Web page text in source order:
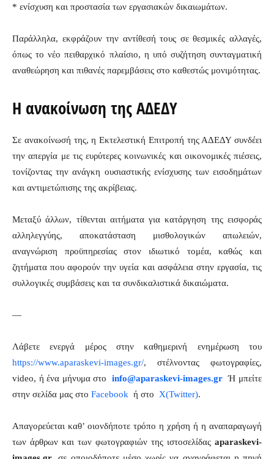
* ενίσχυση και προστασία των εργασιακών δικαιωμάτων.
Παράλληλα, εκφράζουν την αντίθεσή τους σε θεσμικές αλλαγές,
όπως το νέο πειθαρχικό πλαίσιο, η υπό συζήτηση συνταγματική
αναθεώρηση και πιθανές παρεμβάσεις στο καθεστώς μονιμότητας.
Η ανακοίνωση της ΑΔΕΔΥ
Σε ανακοίνωσή της, η Εκτελεστική Επιτροπή της ΑΔΕΔΥ συνδέει
την απεργία με τις ευρύτερες κοινωνικές και οικονομικές πιέσεις,
τονίζοντας την ανάγκη ουσιαστικής ενίσχυσης των εισοδημάτων
και αντιμετώπισης της ακρίβειας.
Μεταξύ άλλων, τίθενται αιτήματα για κατάργηση της εισφοράς
αλληλεγγύης, αποκατάσταση μισθολογικών απωλειών,
αναγνώριση προϋπηρεσίας στον ιδιωτικό τομέα, καθώς και
ζητήματα που αφορούν την υγεία και ασφάλεια στην εργασία, τις
συλλογικές συμβάσεις και τα συνδικαλιστικά δικαιώματα.
—
Λάβετε ενεργά μέρος στην καθημερινή ενημέρωση του
https://www.aparaskevi-images.gr/, στέλνοντας φωτογραφίες,
video, ή ένα μήνυμα στοinfo@aparaskevi-images.gr Ή μπείτε
στην σελίδα μας στο Facebook ή στο X(Twitter).
Απαγορεύεται καθ’ οιονδήποτε τρόπο η χρήση ή η αναπαραγωγή
των άρθρων και των φωτογραφιών της ιστοσελίδας aparaskevi-